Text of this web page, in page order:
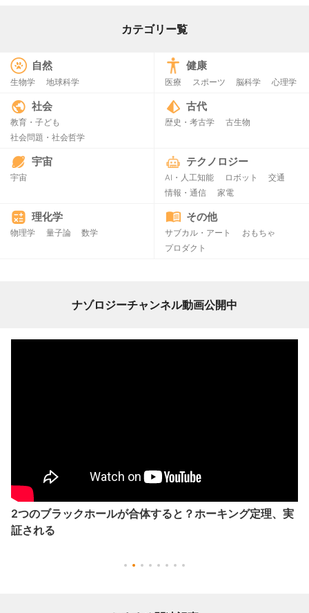
カテゴリー覧
自然
生物学 地球科学
健康
医療 スポーツ 脳科学 心理学
社会
教育・子ども
社会問題・社会哲学
古代
歴史・考古学 古生物
宇宙
宇宙
テクノロジー
AI・人工知能 ロボット
交通
情報・通信
家電
理化学
物理学 量子論 数学
その他
サブカル・アート
おもちゃ
プロダクト
ナゾロジーチャンネル動画公開中
2つのブラックホールが合体すると？ホーキング定理、実
証される